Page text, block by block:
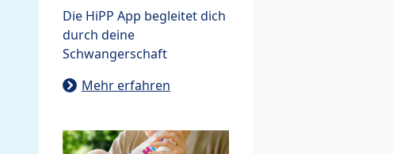
Die HiPP App begleitet dich
durch deine
Schwangerschaft
Mehr erfahren